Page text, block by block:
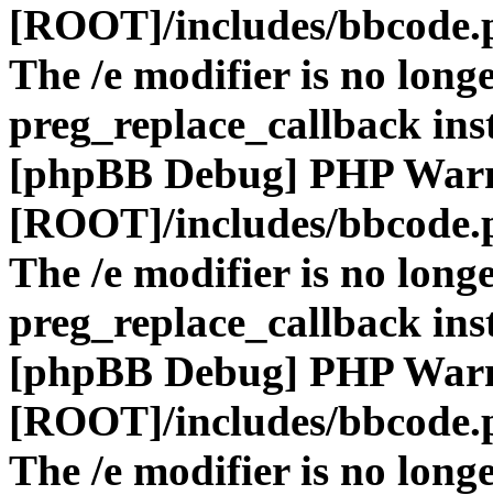
[ROOT]/includes/
The /e modifier is no
preg_replace_callback
[phpBB Debug] PHP
[ROOT]/includes/
The /e modifier is no
preg_replace_callback
[phpBB Debug] PHP
[ROOT]/includes/
The /e modifier is no